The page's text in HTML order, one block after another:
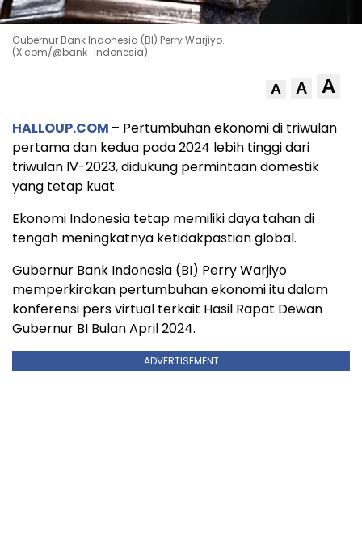
Gubernur Bank Indonesia (BI) Perry Warjiyo.
(X.com/@bank_indonesia)
A A A
HALLOUP.COM – Pertumbuhan ekonomi di triwulan
pertama dan kedua pada 2024 lebih tinggi dari
triwulan IV-2023, didukung permintaan domestik
yang tetap kuat.
Ekonomi Indonesia tetap memiliki daya tahan di
tengah meningkatnya ketidakpastian global.
Gubernur Bank Indonesia (BI) Perry Warjiyo
memperkirakan pertumbuhan ekonomi itu dalam
konferensi pers virtual terkait Hasil Rapat Dewan
Gubernur BI Bulan April 2024.
ADVERTISEMENT